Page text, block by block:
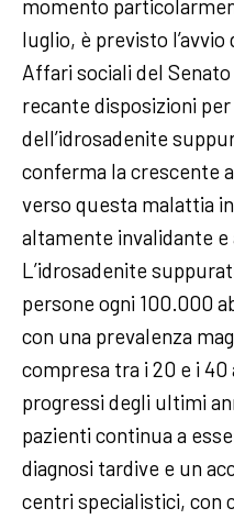
momento
luglio, è previsto l’avvio
Affari sociali del
recante disposizioni
dell’idrosadenite
conferma la crescente
verso questa malattia
altamente invalidante
L’idrosadenite
persone ogni 100.000
con una prevalenza
compresa tra i 20 e i
progressi degli ultimi
pazienti continua a
diagnosi tardive e un
centri specialistici, con